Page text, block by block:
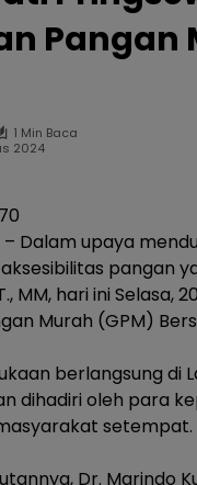
Pangan
1 Min Baca
2024
– Dalam upaya
pangan
MM, hari ini
Murah (GPM)
berlangsung di
dihadiri oleh para
setempat.
Dr. Marindo